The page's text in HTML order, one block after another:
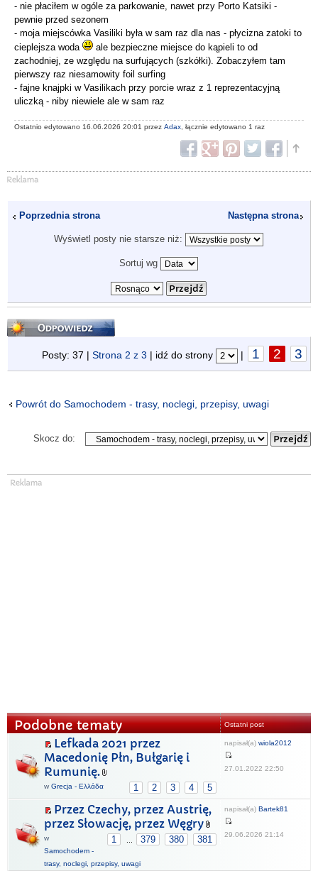
- nie płaciłem w ogóle za parkowanie, nawet przy Porto Katsiki -
pewnie przed sezonem
- moja miejscówka Vasiliki była w sam raz dla nas - płycizna zatoki to
cieplejsza woda
ale bezpieczne miejsce do kąpieli to od
zachodniej, ze względu na surfujących (szkółki). Zobaczyłem tam
pierwszy raz niesamowity foil surfing
- fajne knajpki w Vasilikach przy porcie wraz z 1 reprezentacyjną
uliczką - niby niewiele ale w sam raz
Ostatnio edytowano 16.06.2026 20:01 przez Adax , łącznie edytowano 1 raz
Poprzednia strona Następna strona
Wyświetl posty nie starsze niż:
Sortuj wg
Odpowiedz
Posty: 37 | Strona 2 z 3 | idź do strony | 1 2 3
Powrót do Samochodem - trasy, noclegi, przepisy, uwagi
Skocz do:
Podobne tematy Ostatni post
Lefkada 2021 przez
Macedonię Płn, Bułgarię i
Rumunię.
1 2 3 4 5
w Grecja - Ελλάδα
napisał(a) wiola2012
27.01.2022 22:50
Przez Czechy, przez Austrię,
przez Słowację, przez Węgry
1 379 380 381
w
Samochodem -
trasy, noclegi, przepisy, uwagi
napisał(a) Bartek81
29.06.2026 21:14